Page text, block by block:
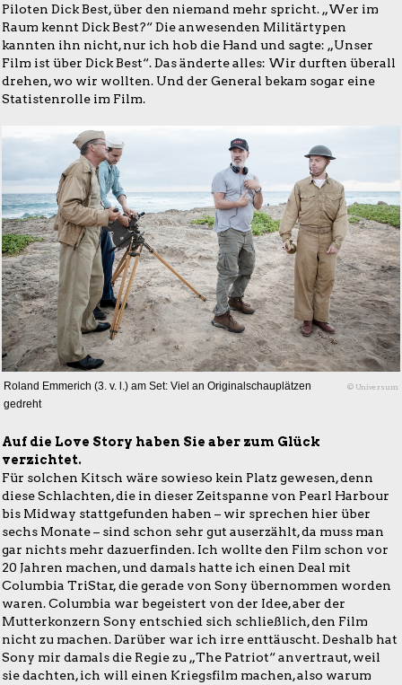
Piloten Dick Best, über den niemand mehr spricht. „Wer im
Raum kennt Dick Best?“ Die anwesenden Militärtypen
kannten ihn nicht, nur ich hob die Hand und sagte: „Unser
Film ist über Dick Best“. Das änderte alles: Wir durften überall
drehen, wo wir wollten. Und der General bekam sogar eine
Statistenrolle im Film.
Roland Emmerich (3. v. l.) am Set: Viel an Originalschauplätzen
gedreht
© Universum
Auf die Love Story haben Sie aber zum Glück
verzichtet.
Für solchen Kitsch wäre sowieso kein Platz gewesen, denn
diese Schlachten, die in dieser Zeitspanne von Pearl Harbour
bis Midway stattgefunden haben – wir sprechen hier über
sechs Monate – sind schon sehr gut auserzählt, da muss man
gar nichts mehr dazuerfinden. Ich wollte den Film schon vor
20 Jahren machen, und damals hatte ich einen Deal mit
Columbia TriStar, die gerade von Sony übernommen worden
waren. Columbia war begeistert von der Idee, aber der
Mutterkonzern Sony entschied sich schließlich, den Film
nicht zu machen. Darüber war ich irre enttäuscht. Deshalb hat
Sony mir damals die Regie zu „The Patriot“ anvertraut, weil
sie dachten, ich will einen Kriegsfilm machen, also warum